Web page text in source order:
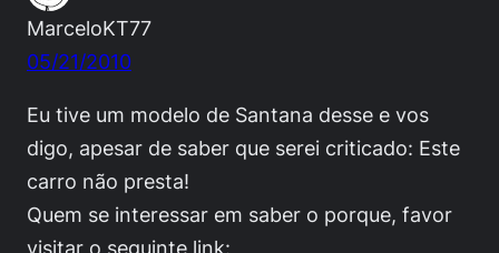
MarceloKT77
05/21/2010
Eu tive um modelo de Santana desse e vos
digo, apesar de saber que serei criticado: Este
carro não presta!
Quem se interessar em saber o porque, favor
visitar o seguinte link: